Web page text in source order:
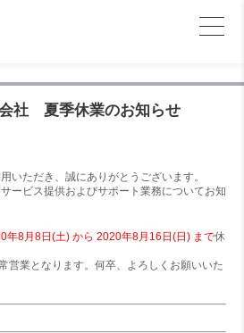
社 夏季休業のお知らせ
いただき、誠にありがとうございます。
ービス提供およびサポート業務についてお知
年8月8日(土) から 2020年8月16日(日) まで休
営業となります。何卒、よろしくお願いいた